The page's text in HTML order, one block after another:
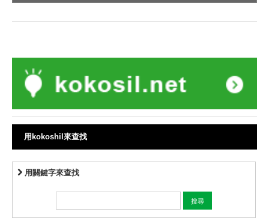
用kokoshil來查找
用關鍵字來查找